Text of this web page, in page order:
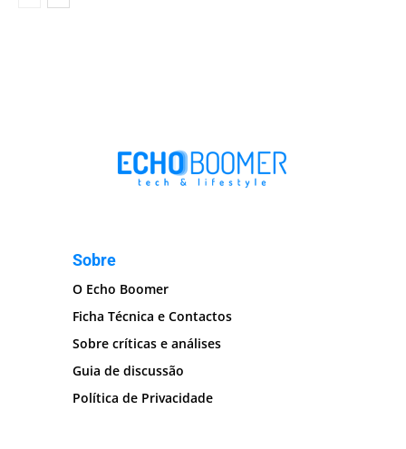
Sobre
O Echo Boomer
Ficha Técnica e Contactos
Sobre críticas e análises
Guia de discussão
Política de Privacidade